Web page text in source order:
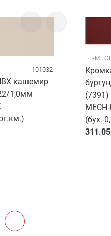
101032
кашемир
1,0мм
EL-
(бух.-
311.05